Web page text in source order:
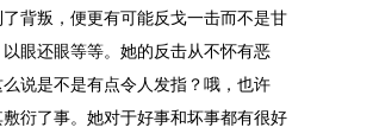
背叛，便更有可能反戈一击而不是甘
眼还眼等等。她的反击从不怀有恶
说是不是有点令人发指？哦，也许
衍了事。她对于好事和坏事都有很好